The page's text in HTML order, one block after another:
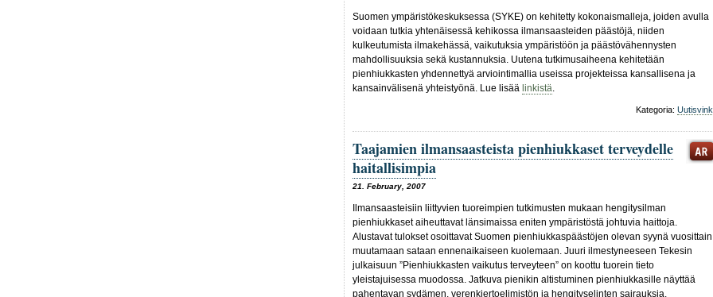
Suomen ympäristökeskuksessa (SYKE) on kehitetty kokonaismalleja, joiden avulla
voidaan tutkia yhtenäisessä kehikossa ilmansaasteiden päästöjä, niiden
kulkeutumista ilmakehässä, vaikutuksia ympäristöön ja päästövähennysten
mahdollisuuksia sekä kustannuksia. Uutena tutkimusaiheena kehitetään
pienhiukkasten yhdennettyä arviointimallia useissa projekteissa kansallisena ja
kansainvälisenä yhteistyönä. Lue lisää linkistä.
Kategoria:
Taajamien ilmansaasteista pienhiukkaset terveydelle
haitallisimpia
21. February, 2007
Ilmansaasteisiin liittyvien tuoreimpien tutkimusten mukaan hengitysilman
pienhiukkaset aiheuttavat länsimaissa eniten ympäristöstä johtuvia haittoja.
Alustavat tulokset osoittavat Suomen pienhiukkaspäästöjen olevan syynä vuosittain
muutamaan sataan ennenaikaiseen kuolemaan. Juuri ilmestyneeseen Tekesin
julkaisuun ”Pienhiukkasten vaikutus terveyteen” on koottu tuorein tieto
yleistajuisessa muodossa. Jatkuva pienikin altistuminen pienhiukkasille näyttää
pahentavan sydämen, verenkiertoelimistön ja hengityselinten sairauksia.